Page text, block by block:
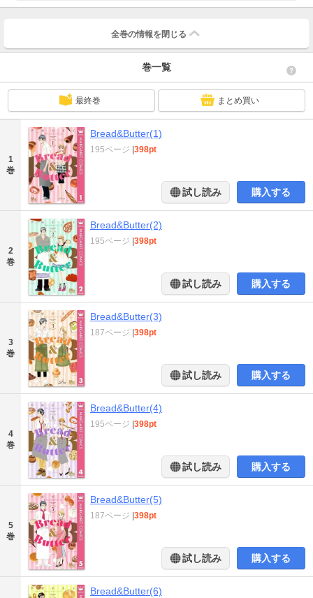
全巻の情報を 閉じる
巻一覧
最終巻 まとめ買い
1
巻
Bread&Butter(1)
195ページ 398pt
試し読み 購入する
2
巻
Bread&Butter(2)
195ページ 398pt
試し読み 購入する
3
巻
Bread&Butter(3)
187ページ 398pt
試し読み 購入する
4
巻
Bread&Butter(4)
195ページ 398pt
試し読み 購入する
5
巻
Bread&Butter(5)
187ページ 398pt
試し読み 購入する
Bread&Butter(6)